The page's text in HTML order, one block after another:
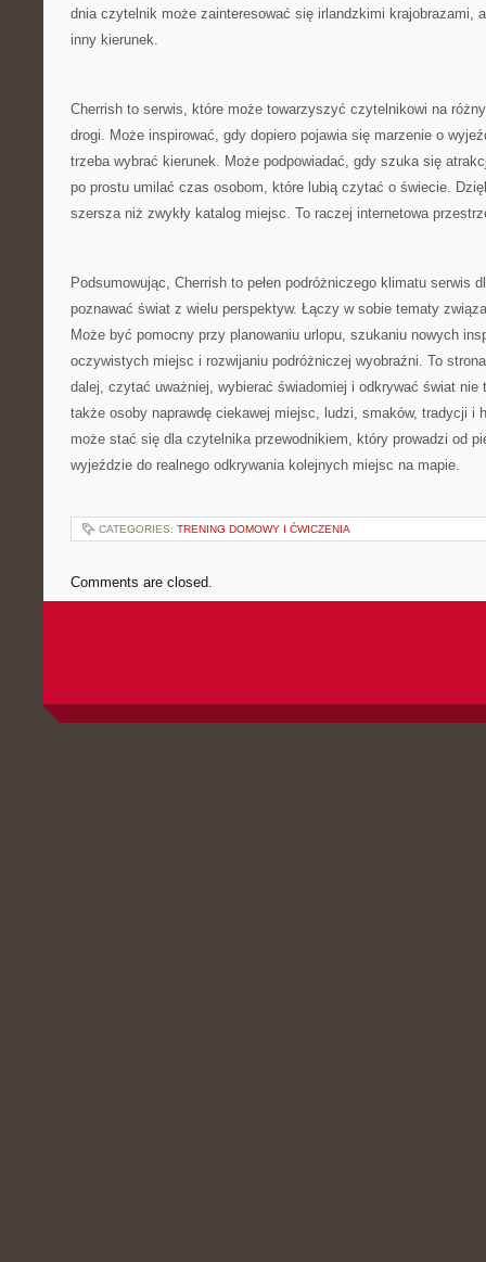
dnia czytelnik może zainteresować się irlandzkimi krajobrazami,
inny kierunek.
Cherrish to serwis, które może towarzyszyć czytelnikowi na
drogi. Może inspirować, gdy dopiero pojawia się marzenie o
trzeba wybrać kierunek. Może podpowiadać, gdy szuka się
po prostu umilać czas osobom, które lubią czytać o świecie.
szersza niż zwykły katalog miejsc. To raczej internetowa
Podsumowując, Cherrish to pełen podróżniczego klimatu serwis
poznawać świat z wielu perspektyw. Łączy w sobie tematy
Może być pomocny przy planowaniu urlopu, szukaniu nowych
oczywistych miejsc i rozwijaniu podróżniczej wyobraźni. To
dalej, czytać uważniej, wybierać świadomiej i odkrywać świat
także osoby naprawdę ciekawej miejsc, ludzi, smaków, tradycji i
może stać się dla czytelnika przewodnikiem, który prowadzi od
wyjeździe do realnego odkrywania kolejnych miejsc na mapie.
CATEGORIES: TRENING DOMOWY I ĆWICZENIA
Comments are closed.